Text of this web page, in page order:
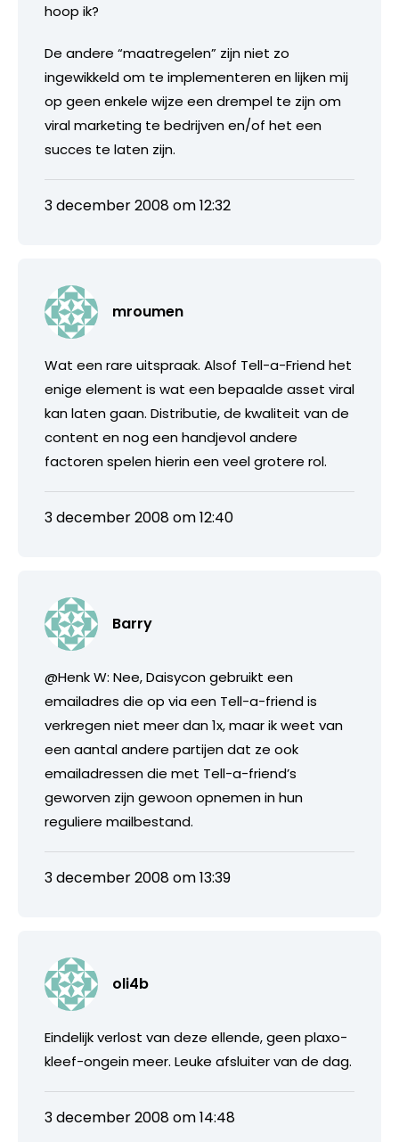
hoop ik?
De andere “maatregelen” zijn niet zo
ingewikkeld om te implementeren en lijken mij
op geen enkele wijze een drempel te zijn om
viral marketing te bedrijven en/of het een
succes te laten zijn.
3 december 2008 om 12:32
mroumen
Wat een rare uitspraak. Alsof Tell-a-Friend het
enige element is wat een bepaalde asset viral
kan laten gaan. Distributie, de kwaliteit van de
content en nog een handjevol andere
factoren spelen hierin een veel grotere rol.
3 december 2008 om 12:40
Barry
@Henk W: Nee, Daisycon gebruikt een
emailadres die op via een Tell-a-friend is
verkregen niet meer dan 1x, maar ik weet van
een aantal andere partijen dat ze ook
emailadressen die met Tell-a-friend’s
geworven zijn gewoon opnemen in hun
reguliere mailbestand.
3 december 2008 om 13:39
oli4b
Eindelijk verlost van deze ellende, geen plaxo-
kleef-ongein meer. Leuke afsluiter van de dag.
3 december 2008 om 14:48